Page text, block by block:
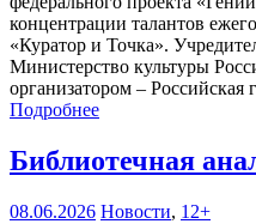
концентрации талантов
«Куратор и Точка».
Министерство культуры
организатором – Российская
Подробнее
Библиотечная
08.06.2026 Новости, 12+